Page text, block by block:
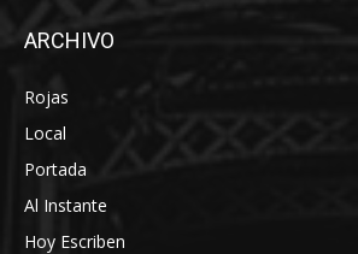
ARCHIVO
Rojas
Local
Portada
Al Instante
Hoy Escriben